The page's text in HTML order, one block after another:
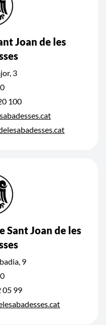
Joan de les
3
100
Sant Joan de les
9
05 99